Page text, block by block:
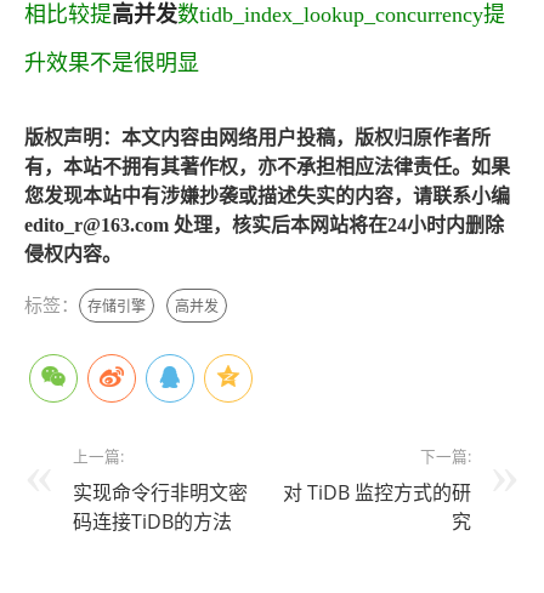
相比较提高并发数tidb_index_lookup_concurrency提
升效果不是很明显
版权声明：本文内容由网络用户投稿，版权归原作者所
有，本站不拥有其著作权，亦不承担相应法律责任。如果
您发现本站中有涉嫌抄袭或描述失实的内容，请联系小编
edito_r@163.com 处理，核实后本网站将在24小时内删除
侵权内容。
标签： 存储引擎 高并发
上一篇:
实现命令行非明文密
码连接TiDB的方法
下一篇:
对 TiDB 监控方式的研
究